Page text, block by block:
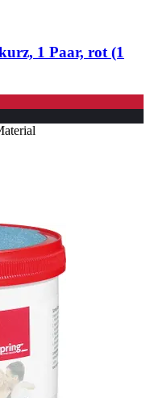
1 Paar, rot (1